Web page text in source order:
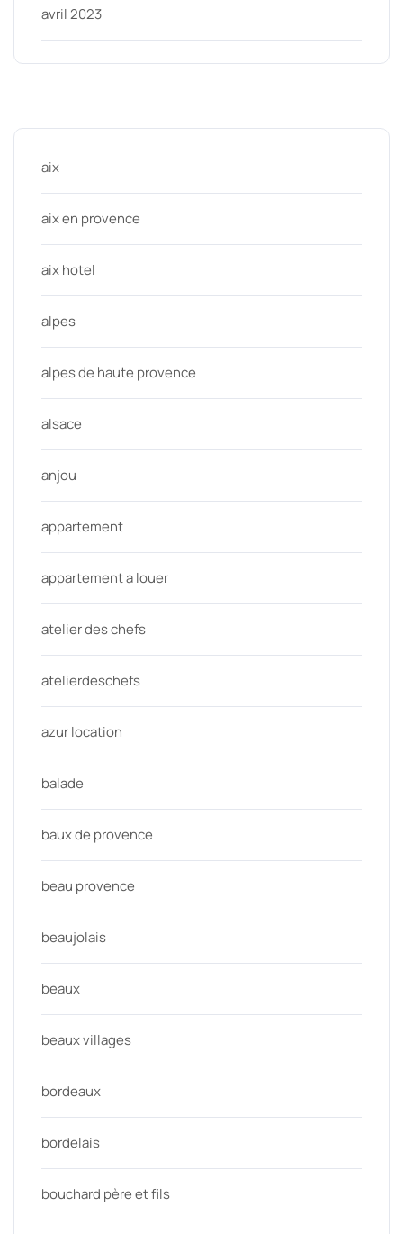
avril 2023
aix
aix en provence
aix hotel
alpes
alpes de haute provence
alsace
anjou
appartement
appartement a louer
atelier des chefs
atelierdeschefs
azur location
balade
baux de provence
beau provence
beaujolais
beaux
beaux villages
bordeaux
bordelais
bouchard père et fils